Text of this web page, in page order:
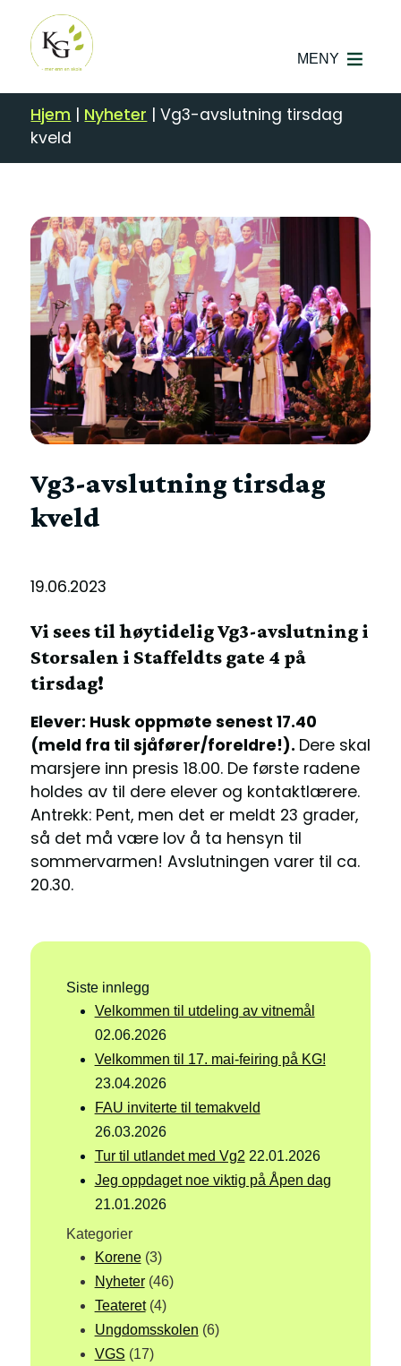
MENY
Hjem | Nyheter |Vg3-avslutning tirsdag
kveld
Vg3-avslutning tirsdag
kveld
19.06.2023
Vi sees til høytidelig Vg3-avslutning i
Storsalen i Staffeldts gate 4 på
tirsdag!
Elever: Husk oppmøte senest 17.40
(meld fra til sjåfører/foreldre!). Dere skal
marsjere inn presis 18.00. De første radene
holdes av til dere elever og kontaktlærere.
Antrekk: Pent, men det er meldt 23 grader,
så det må være lov å ta hensyn til
sommervarmen! Avslutningen varer til ca.
20.30.
Siste innlegg
Velkommen til utdeling av vitnemål
02.06.2026
Velkommen til 17. mai-feiring på KG!
23.04.2026
FAU inviterte til temakveld
26.03.2026
Tur til utlandet med Vg2 22.01.2026
Jeg oppdaget noe viktig på Åpen dag
21.01.2026
Kategorier
Korene(3)
Nyheter(46)
Teateret(4)
Ungdomsskolen (6)
VGS (17)